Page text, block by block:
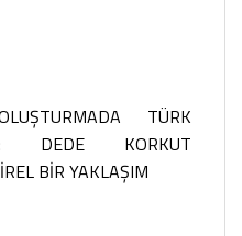
TÜRK
DEDE KORKUT
BİR YAKLAŞIM